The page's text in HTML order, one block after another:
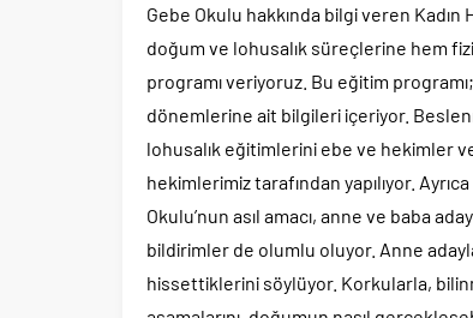
Gebe Okulu hakkında bilgi veren Kadın
doğum ve lohusalık süreçlerine hem
programı veriyoruz. Bu eğitim
dönemlerine ait bilgileri içeriyor.
lohusalık eğitimlerini ebe ve hekimler
hekimlerimiz tarafından yapılıyor.
Okulu’nun asıl amacı, anne ve baba
bildirimler de olumlu oluyor. Anne
hissettiklerini söylüyor. Korkularla,